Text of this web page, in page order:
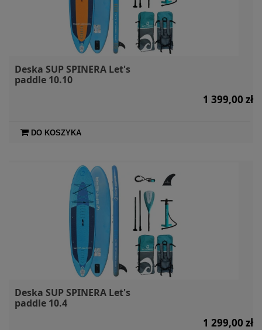
Deska SUP SPINERA Let's
paddle 10.10
1 399,00 zł
DO KOSZYKA
Deska SUP SPINERA Let's
paddle 10.4
1 299,00 zł